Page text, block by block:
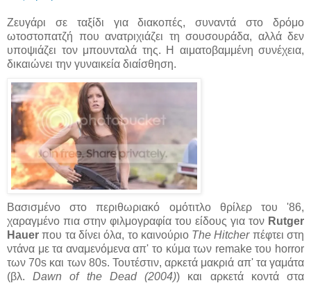
Ζευγάρι σε ταξίδι για διακοπές, συναντά στο δρόμο
ωτοστοπατζή που ανατριχιάζει τη σουσουράδα, αλλά δεν
υποψιάζει τον μπουνταλά της. Η αιματοβαμμένη συνέχεια,
δικαιώνει την γυναικεία διαίσθηση.
Βασισμένο στο περιθωριακό ομότιτλο θρίλερ του '86,
χαραγμένο πια στην φιλμογραφία του είδους για τον Rutger
Hauer που τα δίνει όλα, το καινούριο The Hitcherπέφτει στη
ντάνα με τα αναμενόμενα απ' το κύμα των remake του horror
των 70s και των 80s. Τουτέστιν, αρκετά μακριά απ' τα γαμάτα
(βλ.Dawn of the Dead (2004)) και αρκετά κοντά στα